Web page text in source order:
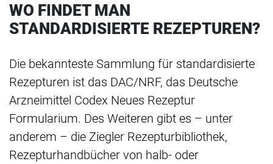
WO FINDET MAN
STANDARDISIERTE REZEPTUREN?
Die bekannteste Sammlung für standardisierte
Rezepturen ist das DAC/NRF, das Deutsche
Arzneimittel Codex Neues Rezeptur
Formularium. Des Weiteren gibt es – unter
anderem – die Ziegler Rezepturbibliothek,
Rezepturhandbücher von halb- oder